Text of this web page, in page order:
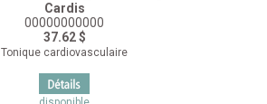
Cardis
00000000000
37.62 $
Tonique cardiovasculaire